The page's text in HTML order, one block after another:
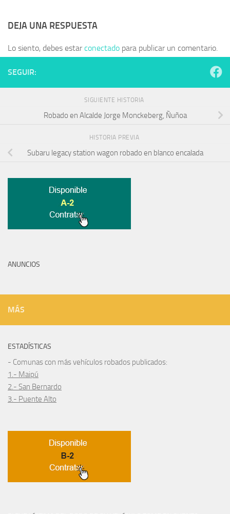
DEJA UNA RESPUESTA
Lo siento, debes estarconectado para publicar un comentario.
SEGUIR:
SIGUIENTE HISTORIA
Robado en Alcalde Jorge Monckeberg, Ñuñoa
HISTORIA PREVIA
Subaru legacy station wagon robado en blanco encalada
ANUNCIOS
MÁS
ESTADÍSTICAS
- Comunas con más vehículos robados publicados:
1.- Maipú
2.- San Bernardo
3.- Puente Alto